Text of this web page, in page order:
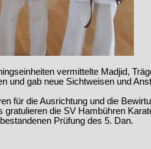
vermittelte Madjid,
und gab neue Sichtweisen und
für die Ausrichtung und die
gratulieren die SV Hambühren
Prüfung des 5. Dan.